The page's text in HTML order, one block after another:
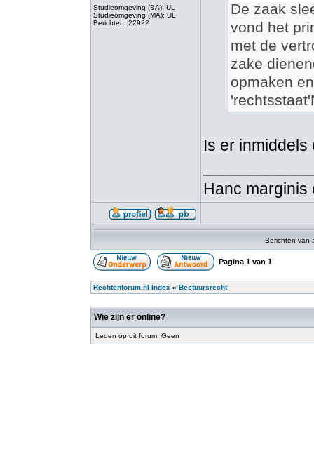
Studieomgeving (BA): UL
Studieomgeving (MA): UL
Berichten: 22922
De zaak
vond het
met de
zake
opmaken
Is er
Hanc marginis
Berichten van
Pagina 1 van 1
Rechtenforum.nl Index » Bestuursrecht
Wie zijn er online?
Leden op dit forum: Geen